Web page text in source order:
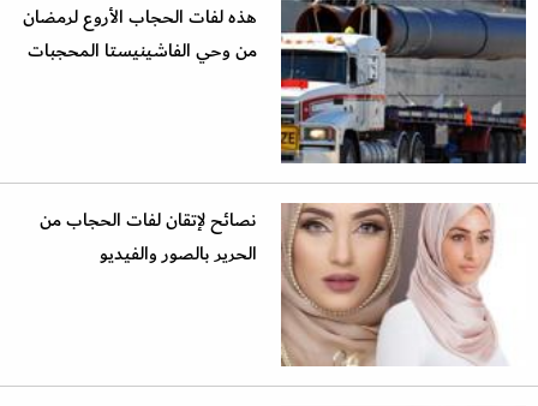
هذه لفات الحجاب الأروع لرمضان
من وحي الفاشينيستا المحجبات
نصائح لإتقان لفات الحجاب من
الحرير بالصور والفيديو